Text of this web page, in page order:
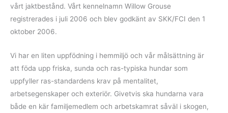
vårt jaktbestånd. Vårt kennelnamn Willow Grouse
registrerades i juli 2006 och blev godkänt av SKK/FCI den 1
oktober 2006.
Vi har en liten uppfödning i hemmiljö och vår målsättning är
att föda upp friska, sunda och ras-typiska hundar som
uppfyller ras-standardens krav på mentalitet,
arbetsegenskaper och exteriör. Givetvis ska hundarna vara
både en kär familjemedlem och arbetskamrat såväl i skogen,